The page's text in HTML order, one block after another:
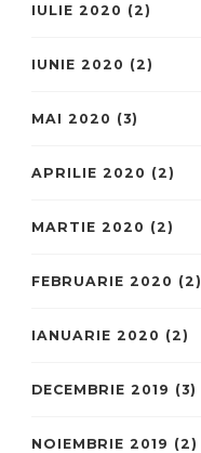
IULIE 2020 (2)
IUNIE 2020 (2)
MAI 2020 (3)
APRILIE 2020 (2)
MARTIE 2020 (2)
FEBRUARIE 2020 (2)
IANUARIE 2020 (2)
DECEMBRIE 2019 (3)
NOIEMBRIE 2019 (2)